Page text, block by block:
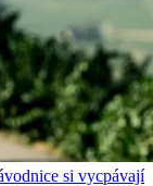
si vycpávají